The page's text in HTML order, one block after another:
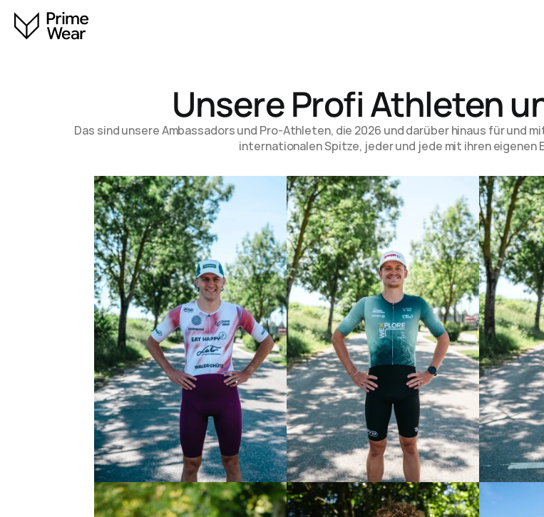
Unsere Profi Athleten
Das sind unsere Ambassadors und Pro-Athleten, die 2026 und darüber hinaus für und
internationalen Spitze, jeder und jede mit ihren eigenen
Custom Projekt
Sebastian Waldschütz
Mitteldistanz
Rafael Lukatsch
Mitteldistanz